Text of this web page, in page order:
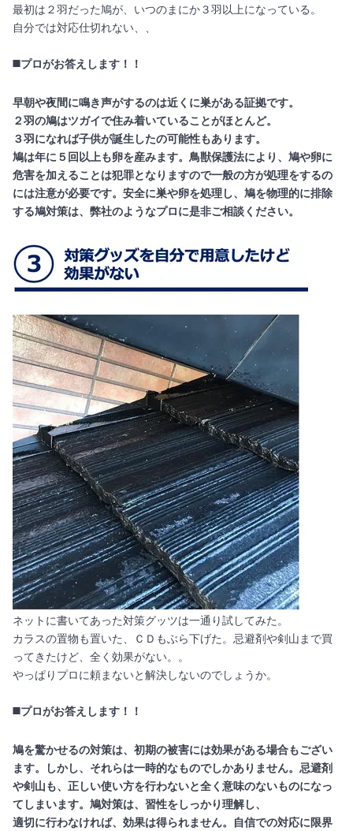
最初は２羽だった鳩が、いつのまにか３羽以上になっている。
自分では対応仕切れない、、
◼️プロがお答えします！！
早朝や夜間に鳴き声がするのは近くに巣がある証拠です。
２羽の鳩はツガイで住み着いていることがほとんど。
３羽になれば子供が誕生したの可能性もあります。
鳩は年に５回以上も卵を産みます。鳥獣保護法により、鳩や卵に
危害を加えることは犯罪となりますので一般の方が処理をするの
には注意が必要です。安全に巣や卵を処理し、鳩を物理的に排除
する鳩対策は、弊社のようなプロに是非ご相談ください。
ネットに書いてあった対策グッツは一通り試してみた。
カラスの置物も置いた、ＣＤもぶら下げた。忌避剤や剣山まで買
ってきたけど、全く効果がない。。
やっぱりプロに頼まないと解決しないのでしょうか。
◼️プロがお答えします！！
鳩を驚かせるの対策は、初期の被害には効果がある場合もござい
ます。しかし、それらは一時的なものでしかありません。忌避剤
や剣山も、正しい使い方を行わないと全く意味のないものになっ
てしまいます。鳩対策は、習性をしっかり理解し、
適切に行わなければ、効果は得られません。自信での対応に限界